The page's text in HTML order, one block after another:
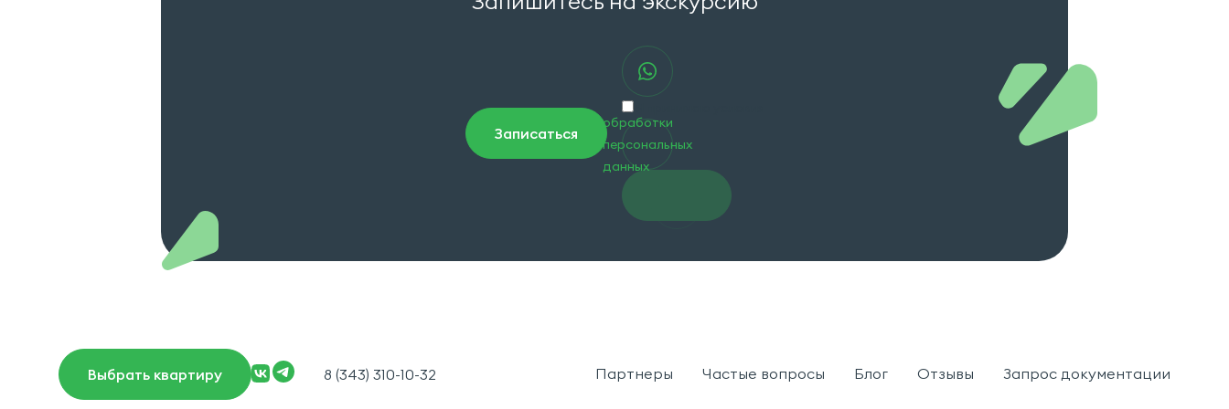
Записаться
обработки
персональных
данных
Выбрать квартиру 8 (343) 310-10-32 Партнеры Частые вопросы Блог Отзывы Запрос документации